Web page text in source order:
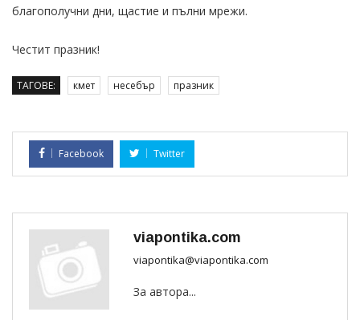
благополучни дни, щастие и пълни мрежи.
Честит празник!
ТАГОВЕ: кмет несебър празник
Facebook Twitter
viapontika.com
viapontika@viapontika.com
За автора...